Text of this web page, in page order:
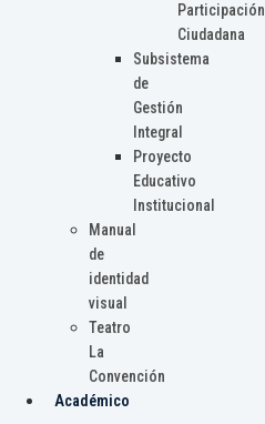
Participación
Ciudadana
Subsistema
de
Gestión
Integral
Proyecto
Educativo
Institucional
Manual
de
identidad
visual
Teatro
La
Convención
Académico